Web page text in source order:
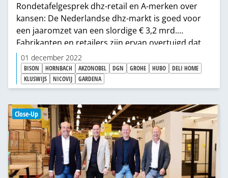
Rondetafelgesprek dhz-retail en A-merken over
kansen: De Nederlandse dhz-markt is goed voor
een jaaromzet van een slordige € 3,2 mrd.
Fabrikanten en retailers zijn ervan overtuigd dat
die markt kan groeien en onderkennen ook dat
intensievere samenwerking een voorwaarde is
voor die groei. Over de invulling van die
samenwerking verschillen ze nog wel van mening,
zo blijkt tijdens een rondetafelgesprek.
01 december 2022
BISON HORNBACH AKZONOBEL DGN GROHE HUBO
DELI HOME
KLUSWIJS
NICOVIJ GARDENA
Close-Up